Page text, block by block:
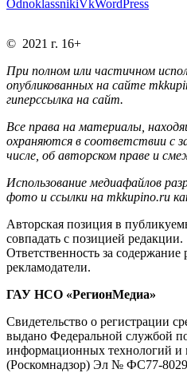
OdnoklassnikiVkWordPress
© 2021 г. 16+
При полном или частичном
опубликованных на сайте
гиперссылка на сайт.
Все права на материалы,
охраняются в соответствии с
числе, об авторском праве и
Использование медиафайлов
фото и ссылки на mkkupino.ru
Авторская позиция в
совпадать с позицией редакции.
Ответственность за
рекламодатели.
ГАУ НСО «РегионМедиа»
Свидетельство о регистрации
выдано Федеральной службой
информационных технологий и
(Роскомнадзор) Эл № ФС77-